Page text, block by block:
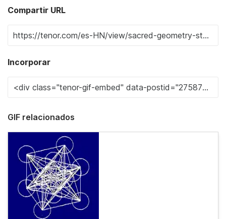
Compartir URL
Incorporar
GIF relacionados